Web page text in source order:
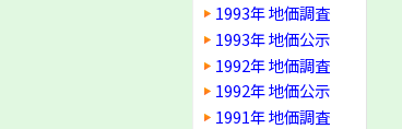
1993年 地価調査
1993年 地価公示
1992年 地価調査
1992年 地価公示
1991年 地価調査